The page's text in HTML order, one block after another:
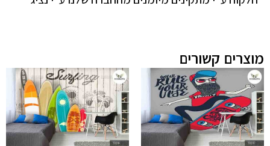
מוצרים קשורים